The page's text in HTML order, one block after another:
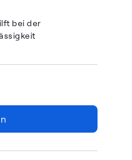
bei der